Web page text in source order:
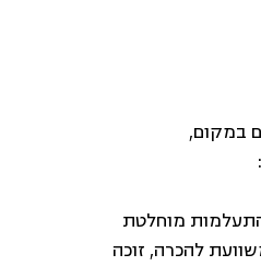
במקום,
מוחלטת
להכרה, זוכה